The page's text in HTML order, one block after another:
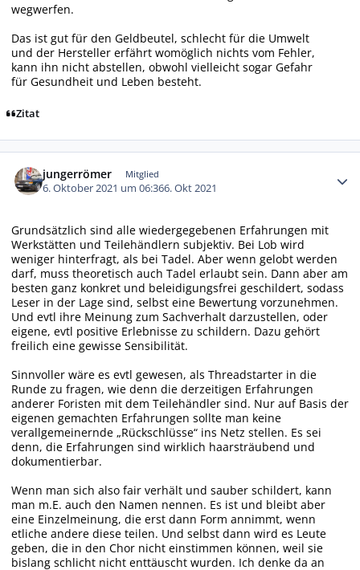
wegwerfen.
Das ist gut für den Geldbeutel, schlecht für die Umwelt
und der Hersteller erfährt womöglich nichts vom Fehler,
kann ihn nicht abstellen, obwohl vielleicht sogar Gefahr
für Gesundheit und Leben besteht.
Zitat
jungerrömer Mitglied
6. Oktober 2021 um 06:366. Okt 2021
Grundsätzlich sind alle wiedergegebenen Erfahrungen mit
Werkstätten und Teilehändlern subjektiv. Bei Lob wird
weniger hinterfragt, als bei Tadel. Aber wenn gelobt werden
darf, muss theoretisch auch Tadel erlaubt sein. Dann aber am
besten ganz konkret und beleidigungsfrei geschildert, sodass
Leser in der Lage sind, selbst eine Bewertung vorzunehmen.
Und evtl ihre Meinung zum Sachverhalt darzustellen, oder
eigene, evtl positive Erlebnisse zu schildern. Dazu gehört
freilich eine gewisse Sensibilität.
Sinnvoller wäre es evtl gewesen, als Threadstarter in die
Runde zu fragen, wie denn die derzeitigen Erfahrungen
anderer Foristen mit dem Teilehändler sind. Nur auf Basis der
eigenen gemachten Erfahrungen sollte man keine
verallgemeinernde „Rückschlüsse“ ins Netz stellen. Es sei
denn, die Erfahrungen sind wirklich haarsträubend und
dokumentierbar.
Wenn man sich also fair verhält und sauber schildert, kann
man m.E. auch den Namen nennen. Es ist und bleibt aber
eine Einzelmeinung, die erst dann Form annimmt, wenn
etliche andere diese teilen. Und selbst dann wird es Leute
geben, die in den Chor nicht einstimmen können, weil sie
bislang schlicht nicht enttäuscht wurden. Ich denke da an